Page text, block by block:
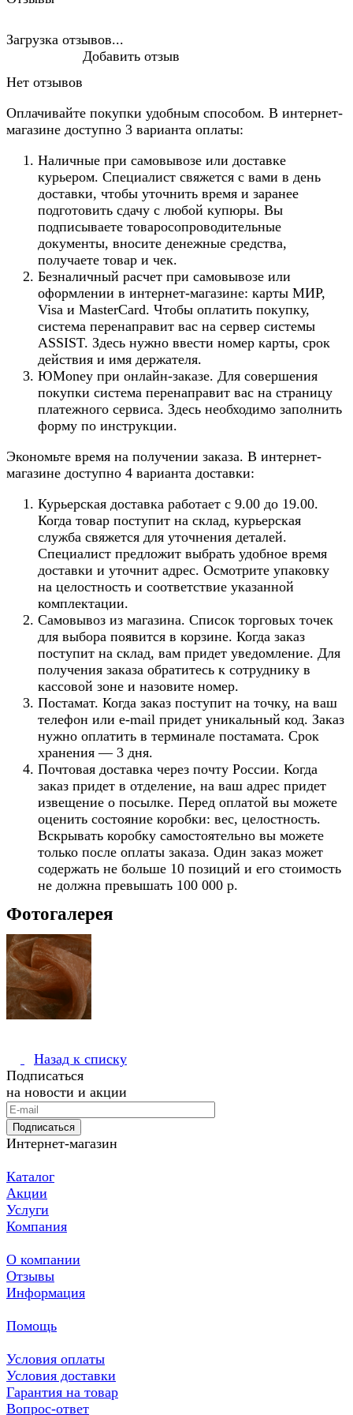
Загрузка отзывов...
Нет отзывов
Добавить отзыв
Оплачивайте покупки удобным способом. В интернет-
магазине доступно 3 варианта оплаты:
Наличные при самовывозе или доставке
курьером. Специалист свяжется с вами в день
доставки, чтобы уточнить время и заранее
подготовить сдачу с любой купюры. Вы
подписываете товаросопроводительные
документы, вносите денежные средства,
получаете товар и чек.
Безналичный расчет при самовывозе или
оформлении в интернет-магазине: карты МИР,
Visa и MasterCard. Чтобы оплатить покупку,
система перенаправит вас на сервер системы
ASSIST. Здесь нужно ввести номер карты, срок
действия и имя держателя.
ЮMoney при онлайн-заказе. Для совершения
покупки система перенаправит вас на страницу
платежного сервиса. Здесь необходимо заполнить
форму по инструкции.
Экономьте время на получении заказа. В интернет-
магазине доступно 4 варианта доставки:
Курьерская доставка работает с 9.00 до 19.00.
Когда товар поступит на склад, курьерская
служба свяжется для уточнения деталей.
Специалист предложит выбрать удобное время
доставки и уточнит адрес. Осмотрите упаковку
на целостность и соответствие указанной
комплектации.
Самовывоз из магазина. Список торговых точек
для выбора появится в корзине. Когда заказ
поступит на склад, вам придет уведомление. Для
получения заказа обратитесь к сотруднику в
кассовой зоне и назовите номер.
Постамат. Когда заказ поступит на точку, на ваш
телефон или e-mail придет уникальный код. Заказ
нужно оплатить в терминале постамата. Срок
хранения — 3 дня.
Почтовая доставка через почту России. Когда
заказ придет в отделение, на ваш адрес придет
извещение о посылке. Перед оплатой вы можете
оценить состояние коробки: вес, целостность.
Вскрывать коробку самостоятельно вы можете
только после оплаты заказа. Один заказ может
содержать не больше 10 позиций и его стоимость
не должна превышать 100 000 р.
Фотогалерея
Назад к списку
Подписаться
на новости и акции
Подписаться
Интернет-магазин
Каталог
Акции
Услуги
Компания
О компании
Отзывы
Информация
Помощь
Условия оплаты
Условия доставки
Гарантия на товар
Вопрос-ответ